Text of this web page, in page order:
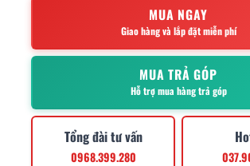
MUA NGAY
Giao hàng và lắp đặt miễn phí
MUA TRẢ GÓP
Hỗ trợ mua hàng trả góp
Tổng đài tư vấn
0968.399.280